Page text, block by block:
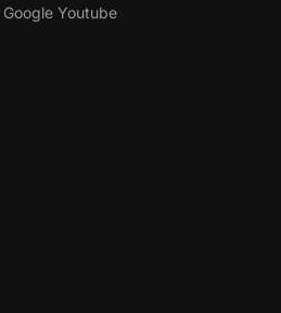
Google Youtube